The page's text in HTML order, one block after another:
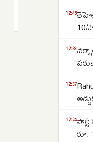
మినహాయింపు!
12:45
12:38
12:37
12:24
రూ.